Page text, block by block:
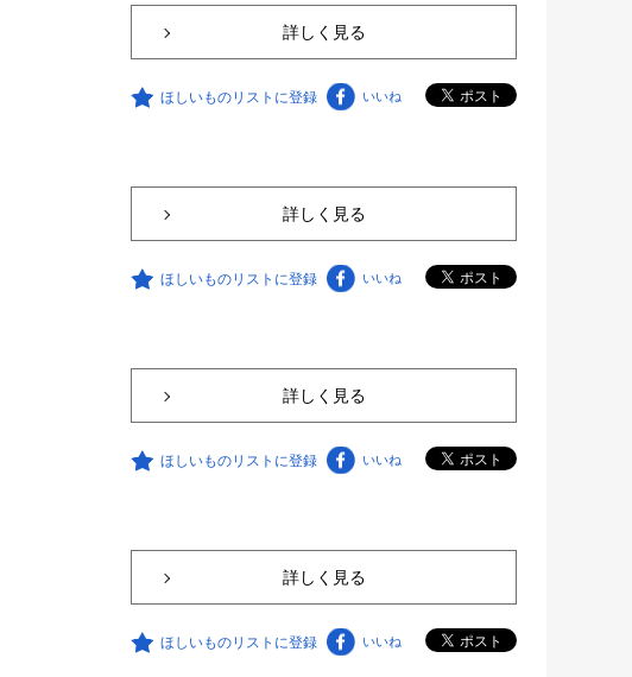
詳しく見る
ほしいものリストに登録 いいね
詳しく見る
ほしいものリストに登録 いいね
詳しく見る
ほしいものリストに登録 いいね
詳しく見る
ほしいものリストに登録 いいね